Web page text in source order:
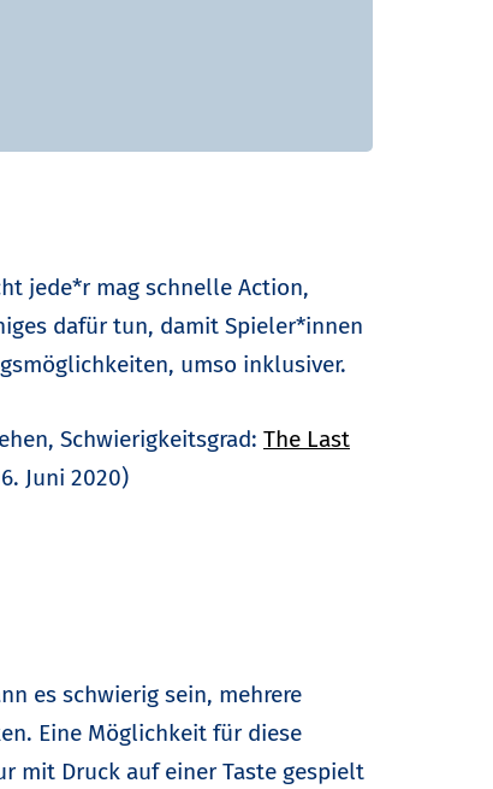
jede*r mag schnelle Action,
dafür tun, damit Spieler*innen
umso inklusiver.
Schwierigkeitsgrad: The Last
Juni 2020)
es schwierig sein, mehrere
Eine Möglichkeit für diese
mit Druck auf einer Taste gespielt